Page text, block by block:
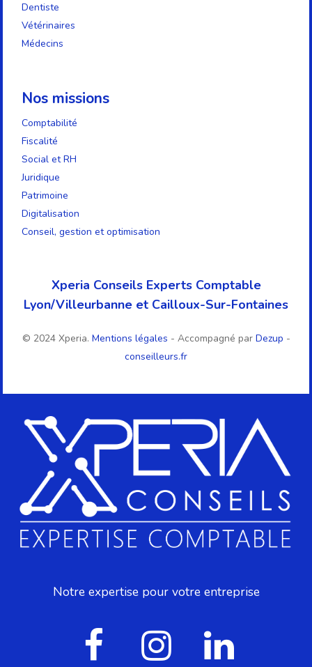
Notre expertise pour votre entreprise
Dentiste
Vétérinaires
Médecins
Nos missions
Comptabilité
Fiscalité
Social et RH
Juridique
Patrimoine
Digitalisation
Conseil, gestion et optimisation
Xperia Conseils Experts Comptable
Lyon/Villeurbanne et Cailloux-Sur-Fontaines
© 2024 Xperia. Mentions légales - Accompagné par Dezup -
conseilleurs.fr